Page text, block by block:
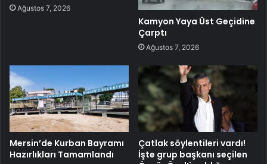
Ağustos 7, 2026
Kamyon Yaya Üst Geçidine
Çarptı
Ağustos 7, 2026
Mersin’de Kurban Bayramı
Hazırlıkları Tamamlandı
Çatlak söylentileri vardı!
İşte grup başkanı seçilen